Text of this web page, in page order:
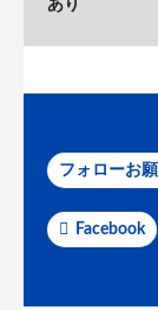
あり
フォローお
Facebook